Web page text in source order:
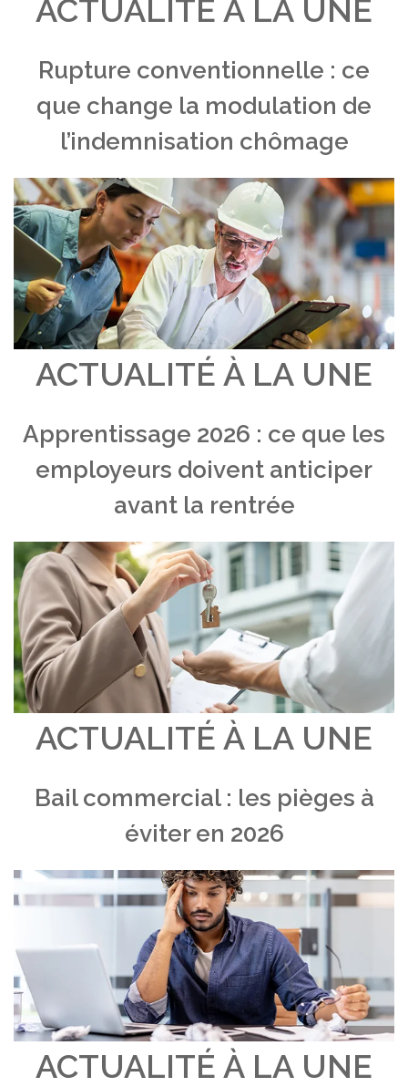
ACTUALITÉ À LA UNE
Rupture conventionnelle : ce
que change la modulation de
l’indemnisation chômage
ACTUALITÉ À LA UNE
Apprentissage 2026 : ce que les
employeurs doivent anticiper
avant la rentrée
ACTUALITÉ À LA UNE
Bail commercial : les pièges à
éviter en 2026
ACTUALITÉ À LA UNE